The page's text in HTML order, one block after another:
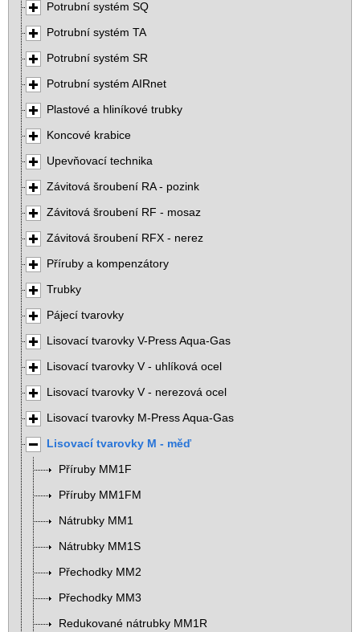
Potrubní systém SQ
Potrubní systém TA
Potrubní systém SR
Potrubní systém AIRnet
Plastové a hliníkové trubky
Koncové krabice
Upevňovací technika
Závitová šroubení RA - pozink
Závitová šroubení RF - mosaz
Závitová šroubení RFX - nerez
Příruby a kompenzátory
Trubky
Pájecí tvarovky
Lisovací tvarovky V-Press Aqua-Gas
Lisovací tvarovky V - uhlíková ocel
Lisovací tvarovky V - nerezová ocel
Lisovací tvarovky M-Press Aqua-Gas
Lisovací tvarovky M - měď
Příruby MM1F
Příruby MM1FM
Nátrubky MM1
Nátrubky MM1S
Přechodky MM2
Přechodky MM3
Redukované nátrubky MM1R